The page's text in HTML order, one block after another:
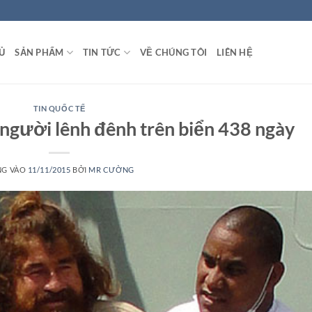
SẢN PHẨM TIN TỨC VỀ CHÚNG TÔI LIÊN HỆ
TIN QUỐC TẾ
lênh đênh trên biển 438 ngày
VÀO 11/11/2015 BỞI MR CƯỜNG